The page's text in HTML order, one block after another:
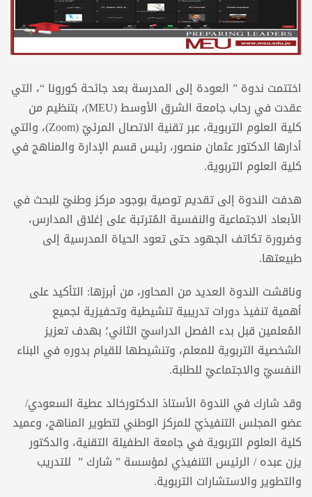
اختتمت ندوة ” العودة إلى المدرسة بعد جائحة كورونا “، التي
عقدت في رحاب جامعة الشرق الأوسط (MEU)، بتنظيم من
كلية العلوم التربوية، عبر تقنية الاتصال المرئيّ (Zoom)، والتي
أدارها الدكتور عثمان منصور، رئيس قسم الإدارة والمناهج في
كلية العلوم التربوية.
هدفت الندوة إلى تقديم توصية بوجود مركز وطنيّ للبحث في
الأبعاد الاجتماعية والنفسية المُترتبة على إغلاق المدارس،
وضرورة تكاتف الجهود حتى تعود الحياة المدرسية إلى
طبيعتها.
وناقشت الندوة العديد من المحاور، من أبرزها: التأكيد على
أهمية تنفيذ دورات تدريبية تنشيطية وتحفيزية لجميع
المُعلمين قبل بدء الفصل الدراسيّ الثاني؛ بهدف تعزيز
الشخصية التربوية للمعلم، وتنشيطها للقيام بدورهِ في البناء
النفسيّ والاجتماعيّ للطلبة.
وقد شارك في الندوة الأستاذ الدكتورخالد عطية السعودي/
عضو المجلس التنفيذيّ للمركز الوطني لتطوير المناهج، وعميد
كلية العلوم التربوية في جامعة الطفيلة التقنية، والدكتور
يزن عبده / الرئيس التنفيذي لمؤسسة ” شارك ” للتدريب
والتطوير والاستشارات التربوية.